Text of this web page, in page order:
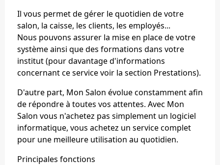
Il vous permet de gérer le quotidien de votre
salon, la caisse, les clients, les employés...
Nous pouvons assurer la mise en place de votre
système ainsi que des formations dans votre
institut (pour davantage d'informations
concernant ce service voir la section Prestations).
D'autre part, Mon Salon évolue constamment afin
de répondre à toutes vos attentes. Avec Mon
Salon vous n'achetez pas simplement un logiciel
informatique, vous achetez un service complet
pour une meilleure utilisation au quotidien.
Principales fonctions